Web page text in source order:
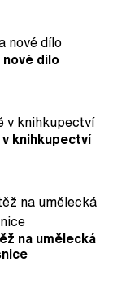
dílo
knihkupectví
na umělecká